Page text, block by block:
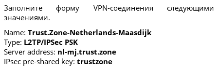
Заполните форму VPN-соединения следующими
значениями.
Name: Trust.Zone-Netherlands-Maasdijk
Type: L2TP/IPSec PSK
Server address: nl-mj.trust.zone
IPsec pre-shared key: trustzone